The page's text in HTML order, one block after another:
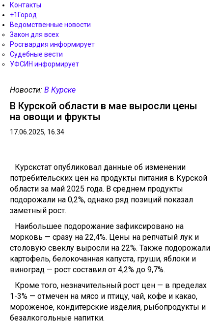
Контакты
+1Город
Ведомственные новости
Закон для всех
Росгвардия информирует
Судебные вести
УФСИН информирует
Новости: В Курске
В Курской области в мае выросли цены
на овощи и фрукты
17.06.2025, 16.34
Курскстат опубликовал данные об изменении
потребительских цен на продукты питания в Курской
области за май 2025 года. В среднем продукты
подорожали на 0,2%, однако ряд позиций показал
заметный рост.
Наибольшее подорожание зафиксировано на
морковь — сразу на 22,4%. Цены на репчатый лук и
столовую свеклу выросли на 22%. Также подорожали
картофель, белокочанная капуста, груши, яблоки и
виноград — рост составил от 4,2% до 9,7%.
Кроме того, незначительный рост цен — в пределах
1-3% — отмечен на мясо и птицу, чай, кофе и какао,
мороженое, кондитерские изделия, рыбопродукты и
безалкогольные напитки.